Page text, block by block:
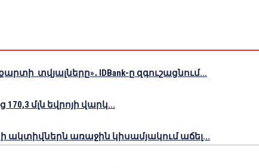
տվյալները»․ IDBank-ը զգուշացնում...
մլն եվրոյի վարկ...
առաջին կիսամյակում աճել...